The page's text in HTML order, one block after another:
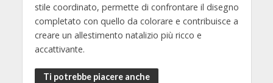
stile coordinato, permette di confrontare il disegno
completato con quello da colorare e contribuisce a
creare un allestimento natalizio più ricco e
accattivante.
Ti potrebbe piacere anche